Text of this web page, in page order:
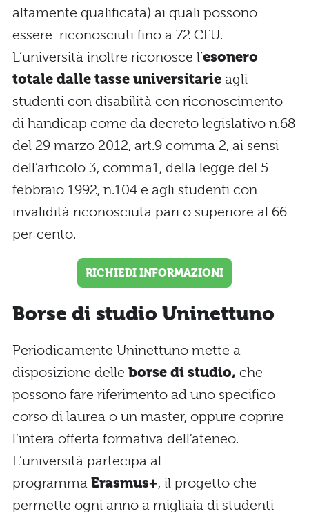
altamente qualificata) ai quali possono
essere riconosciuti fino a 72 CFU.
L’università inoltre riconosce l’esonero
totale dalle tasse universitarie agli
studenti con disabilità con riconoscimento
di handicap come da decreto legislativo n.68
del 29 marzo 2012, art.9 comma 2, ai sensi
dell’articolo 3, comma1, della legge del 5
febbraio 1992, n.104 e agli studenti con
invalidità riconosciuta pari o superiore al 66
per cento.
RICHIEDI INFORMAZIONI
Borse di studio Uninettuno
Periodicamente Uninettuno mette a
disposizione delle borse di studio, che
possono fare riferimento ad uno specifico
corso di laurea o un master, oppure coprire
l’intera offerta formativa dell’ateneo.
L’università partecipa al
programma Erasmus+, il progetto che
permette ogni anno a migliaia di studenti